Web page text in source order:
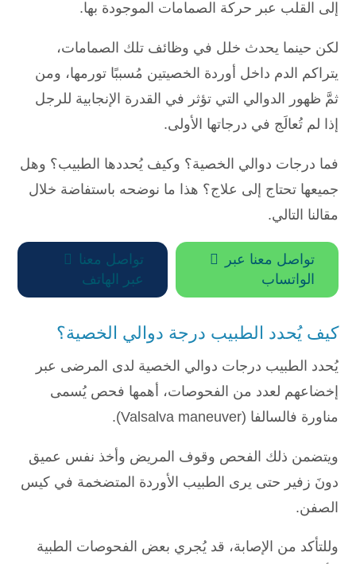
إلى القلب عبر حركة الصمامات الموجودة بها.
لكن حينما يحدث خلل في وظائف تلك الصمامات،
يتراكم الدم داخل أوردة الخصيتين مُسببًا تورمها، ومن
ثمَّ ظهور الدوالي التي تؤثر في القدرة الإنجابية للرجل
إذا لم تُعالَج في درجاتها الأولى.
فما درجات دوالي الخصية؟ وكيف يُحددها الطبيب؟ وهل
جميعها تحتاج إلى علاج؟ هذا ما نوضحه باستفاضة خلال
مقالنا التالي.

تواصل معنا
عبر الهاتف

تواصل معنا عبر
الواتساب
كيف يُحدد الطبيب درجة دوالي الخصية؟
يُحدد الطبيب درجات دوالي الخصية لدى المرضى عبر
إخضاعهم لعدد من الفحوصات، أهمها فحص يُسمى
مناورة فالسالفا (Valsalva maneuver).
ويتضمن ذلك الفحص وقوف المريض وأخذ نفس عميق
دونَ زفير حتى يرى الطبيب الأوردة المتضخمة في كيس
الصفن.
وللتأكد من الإصابة، قد يُجري بعض الفحوصات الطبية